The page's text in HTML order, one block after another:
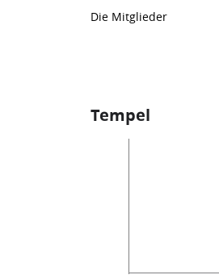
Die Mitglieder
Tempel